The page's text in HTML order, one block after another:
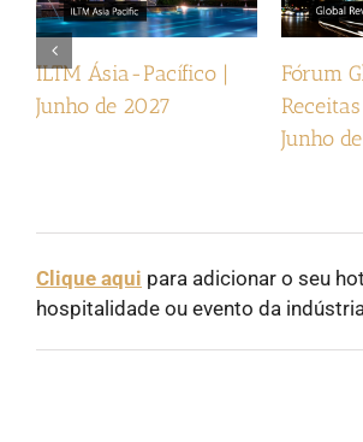
ILTM Ásia-Pacífico |
Junho de 2027
Fórum
Junho
Clique aqui para adicionar o seu
hospitalidade ou evento da